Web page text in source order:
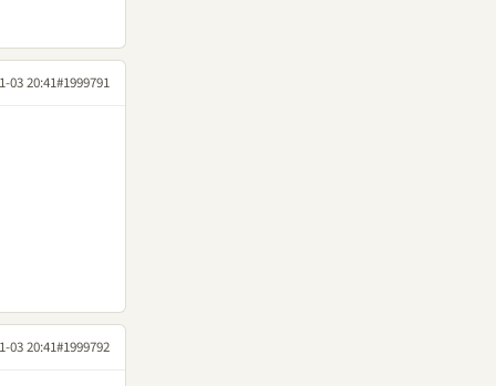
03 20:41#1999791
03 20:41#1999792